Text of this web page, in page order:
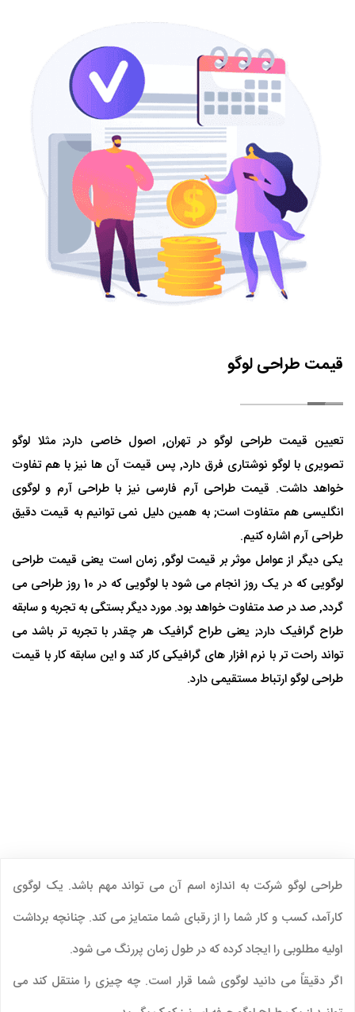
قیمت طراحی لوگو
تعیین قیمت طراحی لوگو در تهران, اصول خاصی دارد; مثلا لوگو
تصویری با لوگو نوشتاری فرق دارد, پس قیمت آن ها نیز با هم تفاوت
خواهد داشت. قیمت طراحی آرم فارسی نیز با طراحی آرم و لوگوی
انگلیسی هم متفاوت است; به همین دلیل نمی توانیم به قیمت دقیق
طراحی آرم اشاره کنیم.
یکی دیگر از عوامل موثر بر قیمت لوگو, زمان است یعنی قیمت طراحی
لوگویی که در یک روز انجام می شود با لوگویی که در 10 روز طراحی می
گردد, صد در صد متفاوت خواهد بود. مورد دیگر بستگی به تجربه و سابقه
طراح گرافیک دارد; یعنی طراح گرافیک هر چقدر با تجربه تر باشد می
تواند راحت تر با نرم افزار های گرافیکی کار کند و این سابقه کار با قیمت
طراحی لوگو ارتباط مستقیمی دارد.
طراحی لوگو شرکت به اندازه اسم آن می تواند مهم باشد. یک لوگوی
کارآمد، کسب و کار شما را از رقبای شما متمایز می کند. چنانچه برداشت
اولیه مطلوبی را ایجاد کرده که در طول زمان پررنگ می شود.
اگر دقیقاً می دانید لوگوی شما قرار است. چه چیزی را منتقل کند می